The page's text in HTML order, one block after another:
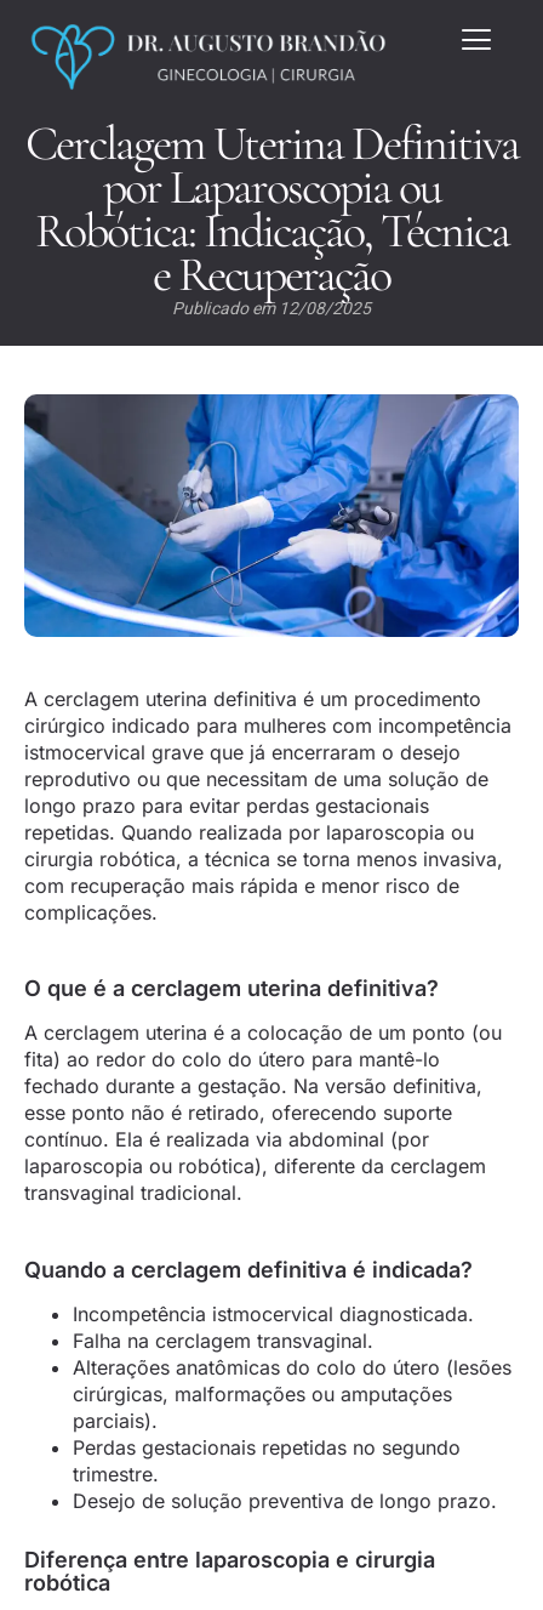
Cerclagem Uterina Definitiva
por Laparoscopia ou
Robótica: Indicação, Técnica
e Recuperação
Publicado em 12/08/2025
A cerclagem uterina definitiva é um procedimento
cirúrgico indicado para mulheres com incompetência
istmocervical grave que já encerraram o desejo
reprodutivo ou que necessitam de uma solução de
longo prazo para evitar perdas gestacionais
repetidas. Quando realizada por laparoscopia ou
cirurgia robótica, a técnica se torna menos invasiva,
com recuperação mais rápida e menor risco de
complicações.
O que é a cerclagem uterina definitiva?
A cerclagem uterina é a colocação de um ponto (ou
fita) ao redor do colo do útero para mantê-lo
fechado durante a gestação. Na versão definitiva,
esse ponto não é retirado, oferecendo suporte
contínuo. Ela é realizada via abdominal (por
laparoscopia ou robótica), diferente da cerclagem
transvaginal tradicional.
Quando a cerclagem definitiva é indicada?
Incompetência istmocervical diagnosticada.
Falha na cerclagem transvaginal.
Alterações anatômicas do colo do útero (lesões
cirúrgicas, malformações ou amputações
parciais).
Perdas gestacionais repetidas no segundo
trimestre.
Desejo de solução preventiva de longo prazo.
Diferença entre laparoscopia e cirurgia
robótica